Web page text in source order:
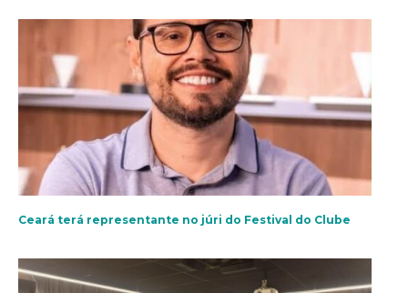
Ceará terá representante no júri do Festival do Clube